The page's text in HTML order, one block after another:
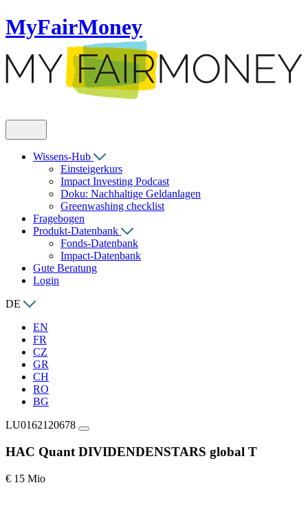
MyFairMoney
Wissens-Hub
Einsteigerkurs
Impact Investing Podcast
Doku: Nachhaltige Geldanlagen
Greenwashing checklist
Fragebogen
Produkt-Datenbank
Fonds-Datenbank
Impact-Datenbank
Gute Beratung
Login
DE
EN
FR
CZ
GR
CH
RO
BG
LU0162120678
HAC Quant DIVIDENDENSTARS global T
€ 15 Mio